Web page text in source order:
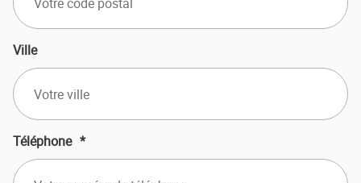
Ville
Téléphone *